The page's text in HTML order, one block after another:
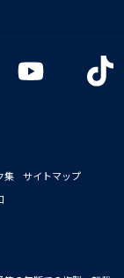
集
サイトマップ